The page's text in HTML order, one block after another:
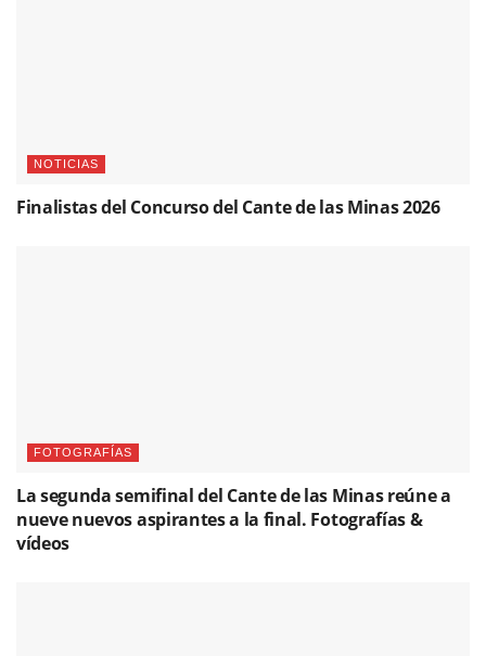
NOTICIAS
Finalistas del Concurso del Cante de las Minas 2026
FOTOGRAFÍAS
La segunda semifinal del Cante de las Minas reúne a
nueve nuevos aspirantes a la final. Fotografías &
vídeos